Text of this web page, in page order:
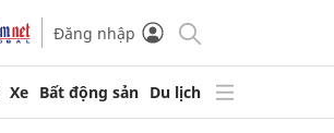
Đăng nhập
Xe Bất động sản Du lịch